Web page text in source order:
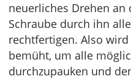
neuerliches Drehen
Schraube durch ihn
rechtfertigen. Also
bemüht, um alle
durchzupauken und